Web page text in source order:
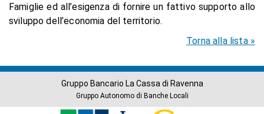
Famiglie ed all’esigenza di fornire un fattivo supporto allo
sviluppo dell’economia del territorio.
Torna alla lista »
Gruppo Bancario La Cassa di Ravenna
Gruppo Autonomo di Banche Locali